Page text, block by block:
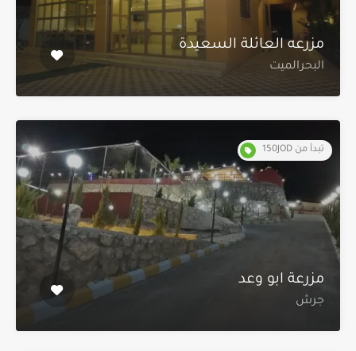
مزرعه العائلة السعيدة
البحرالميت
تبدأ من 150JOD
مزرعة ابو وعد
جرش